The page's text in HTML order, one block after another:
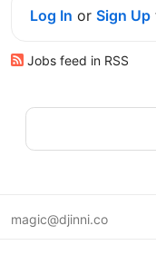
Log In or Sign Up
Jobs feed in RSS
magic@djinni.co